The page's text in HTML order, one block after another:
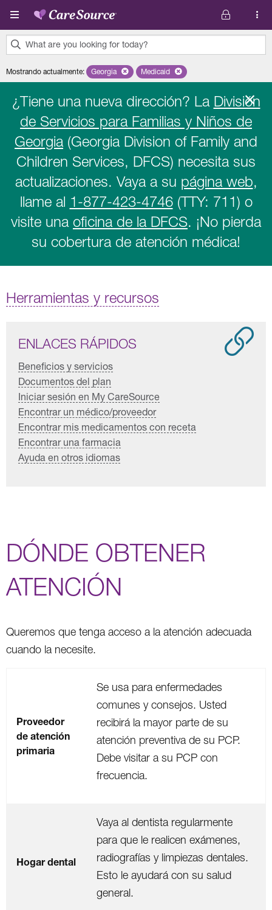
Pasar al contenido principal
What are you looking for today?
results
Mostrando actualmente: Remove selected state 'Georgia'
Georgia Remove selected plan 'Medicaid'
Medicaid
¿Tiene una nueva dirección? La División
de Servicios para Familias y Niños de
Georgia (Georgia Division of Family and
Children Services, DFCS) necesita sus
actualizaciones. Vaya a su página web,
llame al 1-877-423-4746(TTY: 711) o
visite una oficina de la DFCS. ¡No pierda
su cobertura de atención médica!
Herramientas y recursos
ENLACES RÁPIDOS
Beneficios y servicios
Documentos del plan
Iniciar sesión en My CareSource
Encontrar un médico/proveedor
Encontrar mis medicamentos con receta
Encontrar una farmacia
Ayuda en otros idiomas
DÓNDE OBTENER
ATENCIÓN
Queremos que tenga acceso a la atención adecuada
cuando la necesite.
Proveedor
de atención
primaria
Se usa para enfermedades
comunes y consejos. Usted
recibirá la mayor parte de su
atención preventiva de su PCP.
Debe visitar a su PCP con
frecuencia.
Hogar dental
Vaya al dentista regularmente
para que le realicen exámenes,
radiografías y limpiezas dentales.
Esto le ayudará con su salud
general.